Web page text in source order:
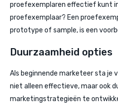
proefexemplaren effectief kunt
proefexemplaar? Een
prototype of sample, is een
Duurzaamheid opties
Als beginnende marketeer sta je
niet alleen effectieve, maar ook
marketingstrategieën te